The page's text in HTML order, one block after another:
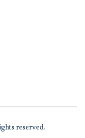
reserved.